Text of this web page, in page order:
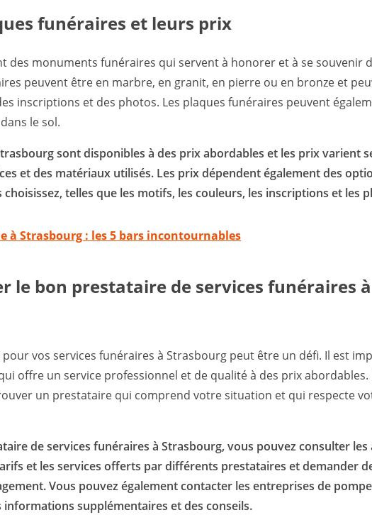
funéraires et leurs prix
des monuments funéraires qui servent à honorer et à se souvenir
peuvent être en marbre, en granit, en pierre ou en bronze et
inscriptions et des photos. Les plaques funéraires peuvent
le sol.
sont disponibles à des prix abordables et les prix varient
et des matériaux utilisés. Les prix dépendent également des
telles que les motifs, les couleurs, les inscriptions et les
à Strasbourg : les 5 bars incontournables
le bon prestataire de services funéraires à
vos services funéraires à Strasbourg peut être un défi. Il est
offre un service professionnel et de qualité à des prix abordables.
un prestataire qui comprend votre situation et qui respecte
de services funéraires à Strasbourg, vous pouvez consulter les
et les services offerts par différents prestataires et demander
Vous pouvez également contacter les entreprises de
supplémentaires et des conseils.